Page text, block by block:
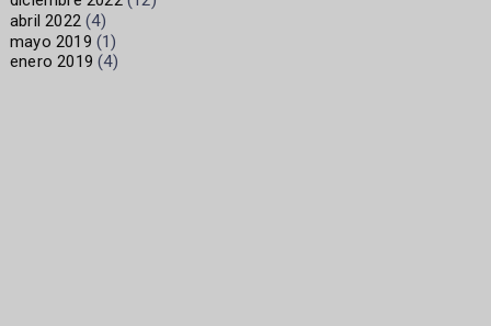
abril 2022 (4)
mayo 2019 (1)
enero 2019 (4)